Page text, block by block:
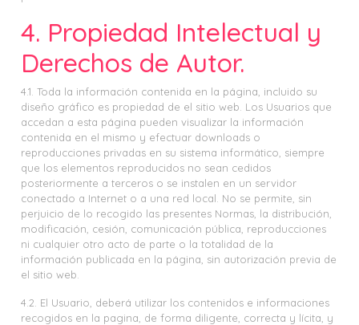
4. Propiedad Intelectual y
Derechos de Autor.
4.1. Toda la información contenida en la página, incluido su
diseño gráfico es propiedad de el sitio web. Los Usuarios que
accedan a esta página pueden visualizar la información
contenida en el mismo y efectuar downloads o
reproducciones privadas en su sistema informático, siempre
que los elementos reproducidos no sean cedidos
posteriormente a terceros o se instalen en un servidor
conectado a Internet o a una red local. No se permite, sin
perjuicio de lo recogido las presentes Normas, la distribución,
modificación, cesión, comunicación pública, reproducciones
ni cualquier otro acto de parte o la totalidad de la
información publicada en la página, sin autorización previa de
el sitio web.
4.2. El Usuario, deberá utilizar los contenidos e informaciones
recogidos en la pagina, de forma diligente, correcta y lícita, y